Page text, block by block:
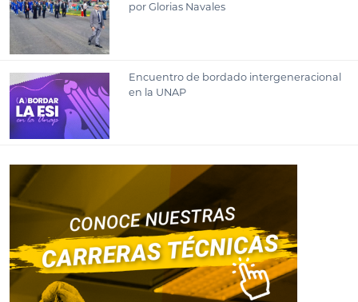
por Glorias Navales
Encuentro de bordado intergeneracional
en la UNAP